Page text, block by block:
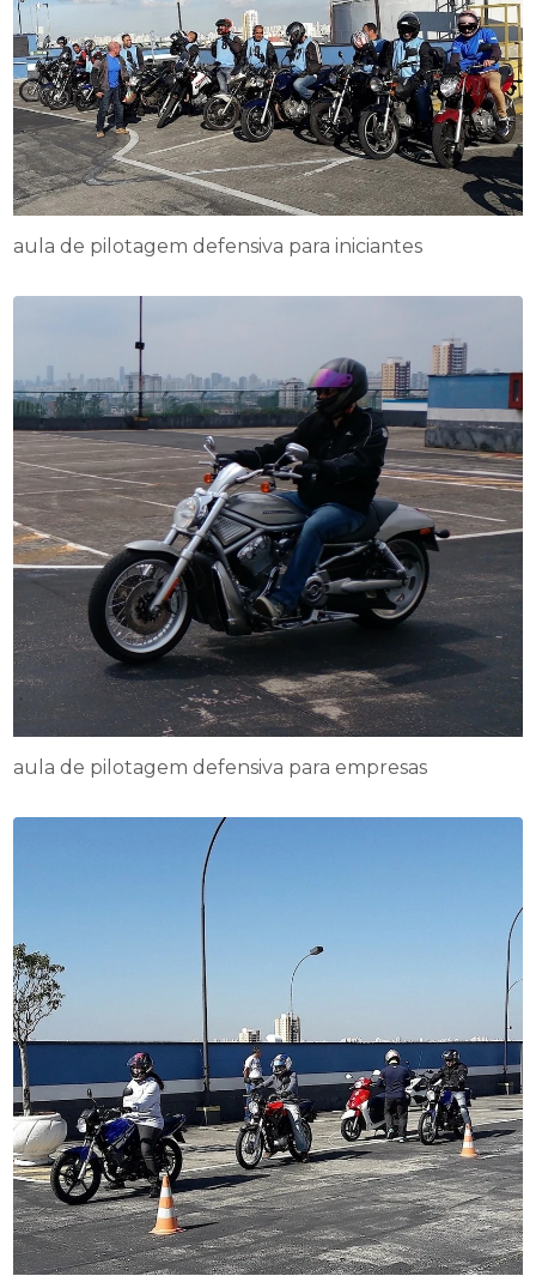
aula de pilotagem defensiva para iniciantes
aula de pilotagem defensiva para empresas